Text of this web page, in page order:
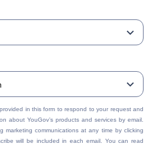
in this form to respond to your request and
about YouGov’s products and services by email.
marketing communications at any time by clicking
will be included in each email. You can read